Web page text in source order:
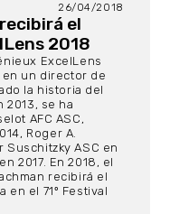
26/04/2018
el
2018
ExcelLens
un director de
la historia del
2013, se ha
AFC ASC,
Roger A.
Suschitzky ASC en
2017. En 2018, el
recibirá el
el 71º Festival